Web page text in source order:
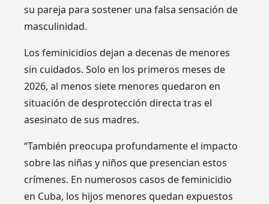
su pareja para sostener una falsa sensación de
masculinidad.
Los feminicidios dejan a decenas de menores
sin cuidados. Solo en los primeros meses de
2026, al menos siete menores quedaron en
situación de desprotección directa tras el
asesinato de sus madres.
“También preocupa profundamente el impacto
sobre las niñas y niños que presencian estos
crímenes. En numerosos casos de feminicidio
en Cuba, los hijos menores quedan expuestos